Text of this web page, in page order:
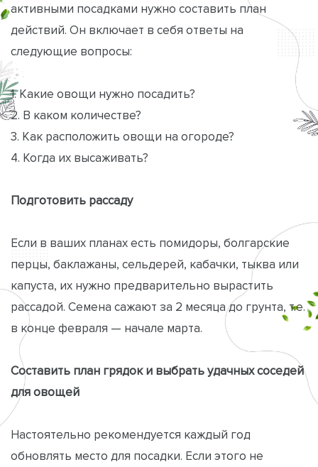
активными посадками нужно составить план
действий. Он включает в себя ответы на
следующие вопросы:
1. Какие овощи нужно посадить?
2. В каком количестве?
3. Как расположить овощи на огороде?
4. Когда их высаживать?
Подготовить рассаду
Если в ваших планах есть помидоры, болгарские
перцы, баклажаны, сельдерей, кабачки, тыква или
капуста, их нужно предварительно вырастить
рассадой. Семена сажают за 2 месяца до грунта, т.е.
в конце февраля — начале марта.
Составить план грядок и выбрать удачных соседей
для овощей
Настоятельно рекомендуется каждый год
обновлять место для посадки. Если этого не